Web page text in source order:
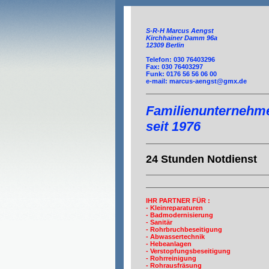
S-R-H Marcus Aengst
Kirchhainer Damm 96a
12309 Berlin
Telefon: 030 76403296
Fax: 030 76403297
Funk: 0176 56 56 06 00
e-mail: marcus-aengst@gmx.de
seit 1976
24 Stunden Notdienst
IHR PARTNER FÜR :
- Kleinreparaturen
- Badmodernisierung
- Sanitär
- Rohrbruchbeseitigung
- Abwassertechnik
- Hebeanlagen
- Verstopfungsbeseitigung
- Rohrreinigung
- Rohrausfräsung